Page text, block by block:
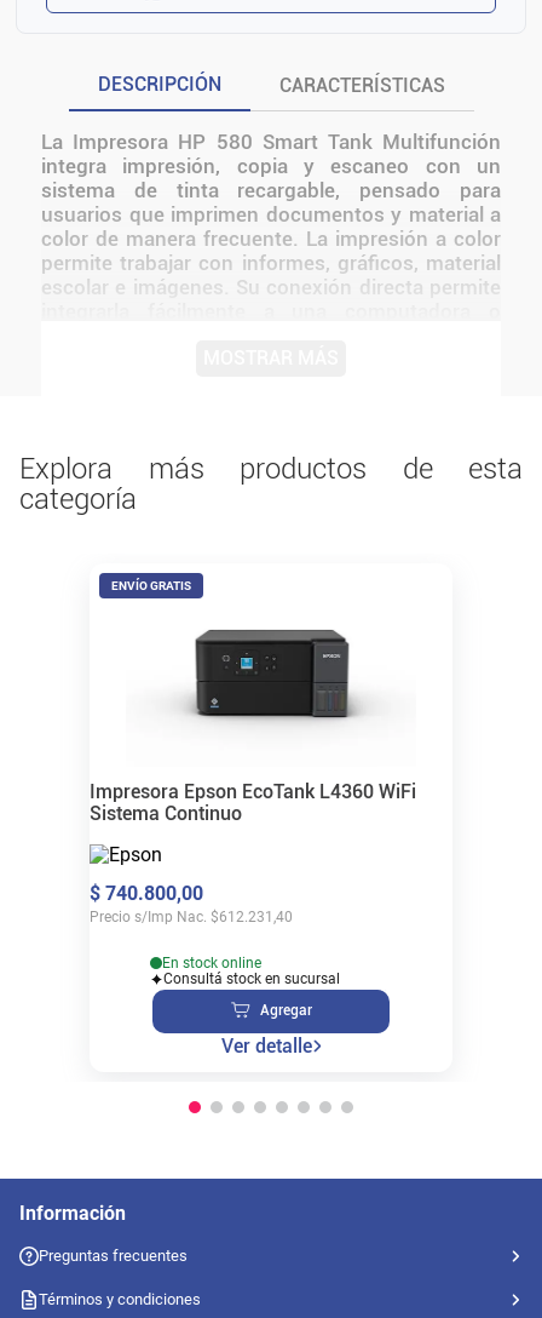
DESCRIPCIÓN CARACTERÍSTICAS
La Impresora HP 580 Smart Tank Multifunción
integra impresión, copia y escaneo con un
sistema de tinta recargable, pensado para
usuarios que imprimen documentos y material a
color de manera frecuente. La impresión a color
permite trabajar con informes, gráficos, material
escolar e imágenes. Su conexión directa permite
usuarios que buscan alto volumen de impresión
con costos ultra bajos
Explora más productos de esta
categoría
ENVÍO GRATIS
Impresora Epson EcoTank L4360 WiFi
Sistema Continuo
$ 740.800,00
Precio s/Imp Nac. $612.231,40
En stock online
Consultá stock en sucursal
Agregar
Ver detalle
Información
Preguntas frecuentes
Términos y condiciones